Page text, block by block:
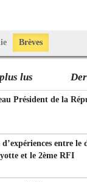
Brèves
lus
Président de la
entre le
et le 2ème RFI